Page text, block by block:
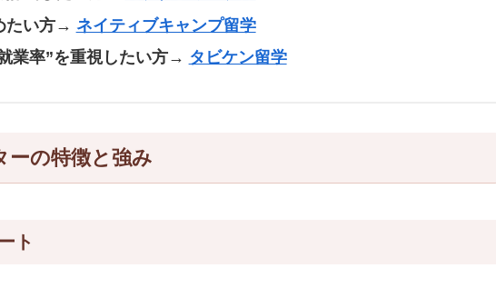
たい方→ ネイティブキャンプ留学
業率”を重視したい方→ タビケン留学
ーの特徴と強み
ト